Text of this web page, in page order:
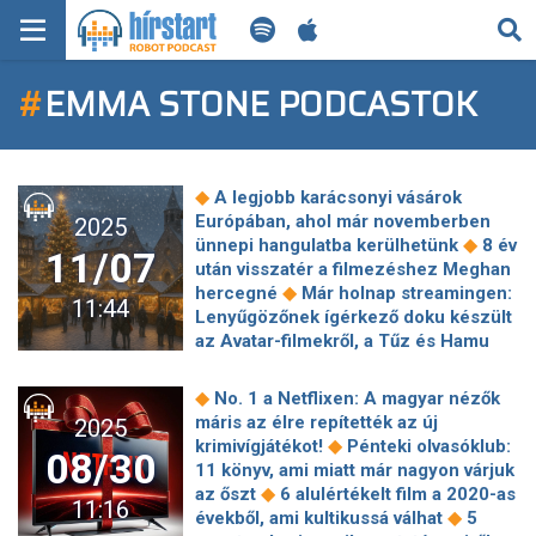
KERESÉS
KEZDŐLAP
FRISS HÍREK
TECH HÍREK
FILM-ZENE-SZÓRAKOZÁS
PLAYLIST
MI AZ A ROBOT PODCAST?
#EMMA STONE PODCASTOK
2025
11/07
11:44
◆ A legjobb karácsonyi vásárok
Európában, ahol már novemberben
ünnepi hangulatba kerülhetünk ◆ 8 év
után visszatér a filmezéshez Meghan
hercegné ◆ Már holnap streamingen:
Lenyűgözőnek ígérkező doku készült
az Avatar-filmekről, a Tűz és Hamu
Megosztó változtatás jöhet a Harry
Potter-sorozatban ◆ Befutott a
Michael Jackson életéről szóló film
első kedvcsinálója ◆ Világhírű és
imádja a magyar sültkrumplit – 37
éves lett Emma Stone ◆
Fantasztikus
2025
08/30
11:16
◆ No. 1 a Netflixen: A magyar nézők
máris az élre repítették az új
krimivígjátékot! ◆ Pénteki olvasóklub:
11 könyv, ami miatt már nagyon várjuk
az őszt ◆ 6 alulértékelt film a 2020-as
évekből, ami kultikussá válhat ◆ 5